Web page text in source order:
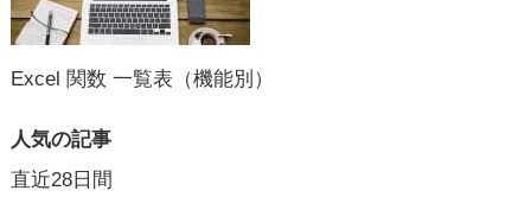
Excel 関数 一覧表（機能別）
人気の記事
直近28日間